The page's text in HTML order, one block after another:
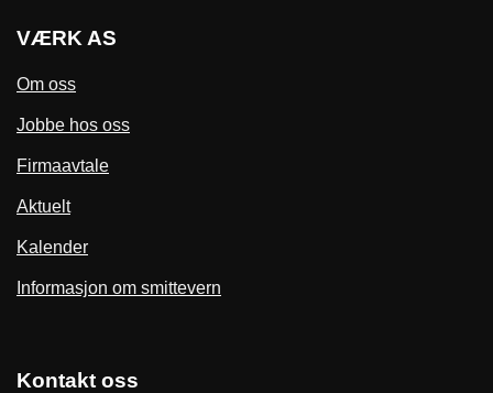
VÆRK AS
Om oss
Jobbe hos oss
Firmaavtale
Aktuelt
Kalender
Informasjon om smittevern
Kontakt oss